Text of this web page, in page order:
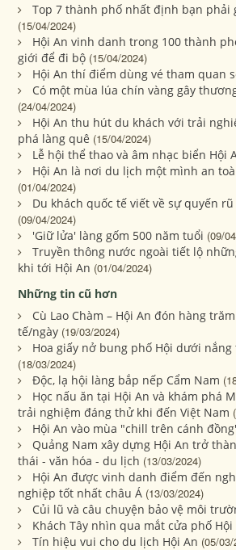
Top 7 thành phố nhất định bạn phải
(15/04/2024)
Hội An vinh danh trong 100 thành
giới để đi bộ (15/04/2024)
Hội An thí điểm dùng vé tham quan
Có một mùa lúa chín vàng gây
(24/04/2024)
Hội An thu hút du khách với trải
phá làng quê (15/04/2024)
Lễ hội thể thao và âm nhạc biển Hội
Hội An là nơi du lịch một mình an
(01/04/2024)
Du khách quốc tế viết về sự quyến
(09/04/2024)
'Giữ lửa' làng gốm 500 năm tuổi (09/
Truyền thông nước ngoài tiết lộ
khi tới Hội An (01/04/2024)
Những tin cũ hơn
Cù Lao Chàm – Hội An đón hàng
tế/ngày (19/03/2024)
Hoa giấy nở bung phố Hội dưới
(18/03/2024)
Độc, lạ hội làng bắp nếp Cẩm Nam
Học nấu ăn tại Hội An và khám phá
trải nghiệm đáng thử khi đến Việt Nam
Hội An vào mùa "chill trên cánh
Quảng Nam xây dựng Hội An trở
thái - văn hóa - du lịch (13/03/2024)
Hội An được vinh danh điểm đến
nghiệp tốt nhất châu Á (13/03/2024)
Củi lũ và câu chuyện bảo vệ môi
Khách Tây nhìn qua mắt cửa phố Hội
Tín hiệu vui cho du lịch Hội An (05/